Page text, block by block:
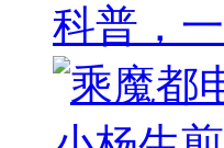
科普，